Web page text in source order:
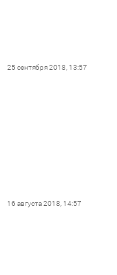
25 сентября 2018, 13:57
16 августа 2018, 14:57